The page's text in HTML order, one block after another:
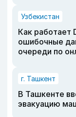
Узбекистан
Как работает
ошибочные
очереди по
г. Ташкент
В Ташкенте
эвакуацию